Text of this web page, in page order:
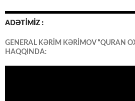
ADƏTİMİZ :
GENERAL KƏRİM KƏRİMOV “QURAN
HAQQINDA: